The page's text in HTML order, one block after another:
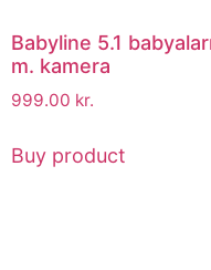
Babyline 5.1
m. kamera
999.00 kr.
Buy product